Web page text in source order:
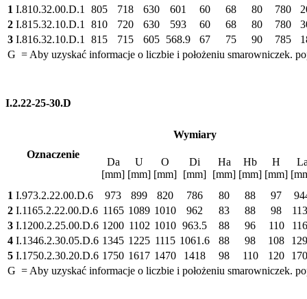
1 I.810.32.00.D.1 805 718 630 601 60 68 80 780
2 I.815.32.10.D.1 810 720 630 593 60 68 80 780
3 I.816.32.10.D.1 815 715 605 568.9 67 75 90 785
G = Aby uzyskać informacje o liczbie i położeniu smarowniczek.
I.2.22-25-30.D
Oznaczenie
Wymiary
Da
[mm]
U
[mm]
O
[mm]
Di
[mm]
Ha
[mm]
Hb
[mm]
H
[mm]
1 I.973.2.22.00.D.6 973 899 820 786 80 88 97
2 I.1165.2.22.00.D.6 1165 1089 1010 962 83 88 98
3 I.1200.2.25.00.D.6 1200 1102 1010 963.5 88 96 110
4 I.1346.2.30.05.D.6 1345 1225 1115 1061.6 88 98 108
5 I.1750.2.30.20.D.6 1750 1617 1470 1418 98 110 120
G = Aby uzyskać informacje o liczbie i położeniu smarowniczek.